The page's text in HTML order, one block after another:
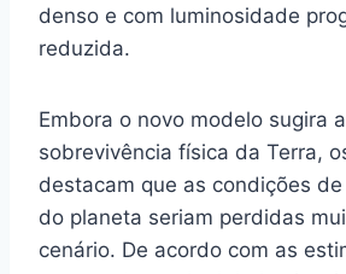
denso e com luminosidade
reduzida.
Embora o novo modelo sugira
sobrevivência física da Terra,
destacam que as condições
do planeta seriam perdidas
cenário. De acordo com as